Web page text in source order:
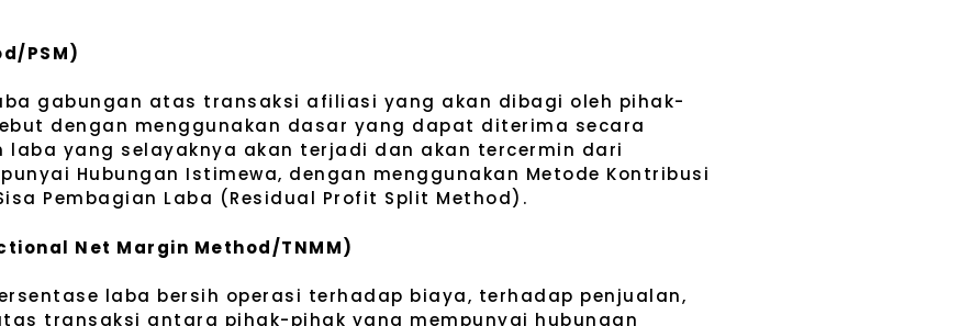
PSM)
gabungan atas transaksi afiliasi yang akan dibagi oleh pihak-
dengan menggunakan dasar yang dapat diterima secara
laba yang selayaknya akan terjadi dan akan tercermin dari
Hubungan Istimewa, dengan menggunakan Metode Kontribusi
Pembagian Laba (Residual Profit Split Method).
Net Margin Method/TNMM)
laba bersih operasi terhadap biaya, terhadap penjualan,
transaksi antara pihak-pihak yang mempunyai hubungan